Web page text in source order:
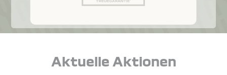
Aktuelle Aktionen